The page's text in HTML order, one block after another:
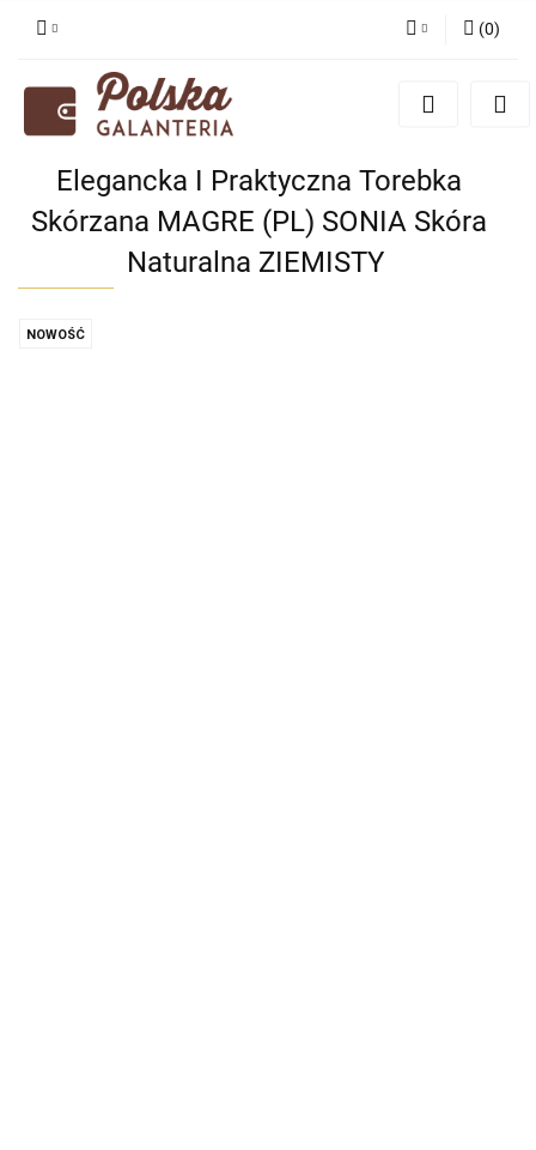
Zaloguj się
(0)
Elegancka I Praktyczna Torebka
Skórzana MAGRE (PL) SONIA Skóra
Naturalna ZIEMISTY
NOWOŚĆ